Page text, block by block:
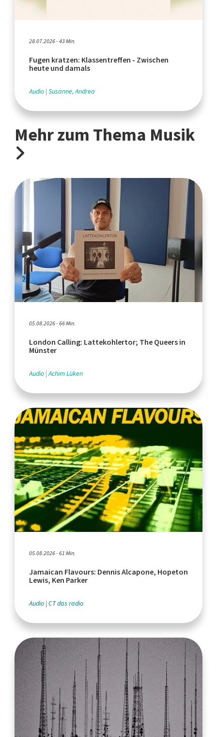
28.07.2026 - 43 Min.
Fugen kratzen: Klassentreffen - Zwischen
heute und damals
Audio Susanne, Andrea
Mehr zum Thema Musik
05.08.2026 - 66 Min.
London Calling: Lattekohlertor; The Queers in
Münster
Audio Achim Lüken
05.08.2026 - 61 Min.
Jamaican Flavours: Dennis Alcapone, Hopeton
Lewis, Ken Parker
Audio CT das radio